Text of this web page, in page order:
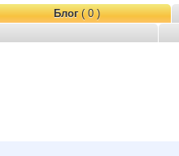
Блог( 0 )